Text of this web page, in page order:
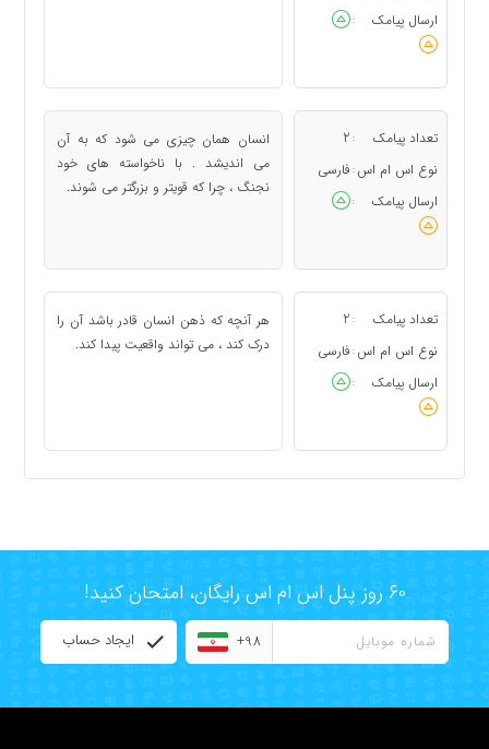
ارسال پیامک
:
تعداد پیامک :
2
نوع اس ام اس : فارسی
ارسال پیامک
:
انسان همان چیزی می شود که به آن
می اندیشد . با ناخواسته های خود
نجنگ ، چرا که قویتر و بزرگتر می شوند.
تعداد پیامک :
2
نوع اس ام اس : فارسی
ارسال پیامک
:
هر آنچه که ذهن انسان قادر باشد آن را
درک کند ، می تواند واقعیت پیدا کند.
60 روز پنل اس ام اس رایگان، امتحان کنید!
+98 ایجاد حساب